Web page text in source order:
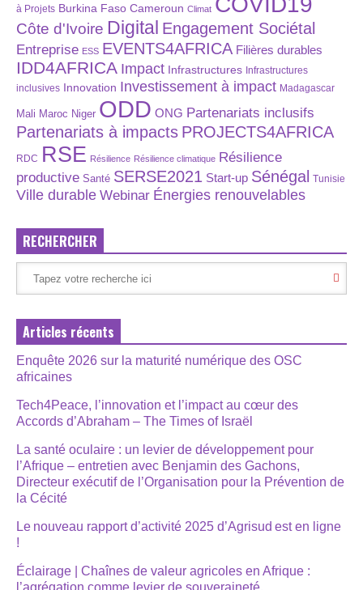
à Projets Burkina Faso Cameroun Climat
Côte d'Ivoire Digital Engagement Sociétal
Entreprise ESS EVENTS4AFRICA Filières durables
IDD4AFRICA Impact Infrastructures Infrastructures
inclusives Innovation Investissement à impact Madagascar
Mali Maroc Niger ODD ONG Partenariats inclusifs
Partenariats à impacts PROJECTS4AFRICA
RDC RSE Résilience Résilience climatique Résilience
productive Santé SERSE2021 Start-up Sénégal Tunisie
Ville durable Webinar Énergies renouvelables
RECHERCHER
Articles récents
Enquête 2026 sur la maturité numérique des OSC
africaines
Tech4Peace, l’innovation et l’impact au cœur des
Accords d’Abraham – The Times of Israël
La santé oculaire : un levier de développement pour
l’Afrique – entretien avec Benjamin des Gachons,
Directeur exécutif de l’Organisation pour la Prévention de
la Cécité
Le nouveau rapport d’activité 2025 d’Agrisud est en ligne
!
Éclairage | Chaînes de valeur agricoles en Afrique :